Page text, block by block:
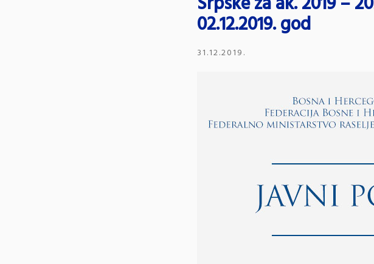
02.12.2019. god
31.12.2019.